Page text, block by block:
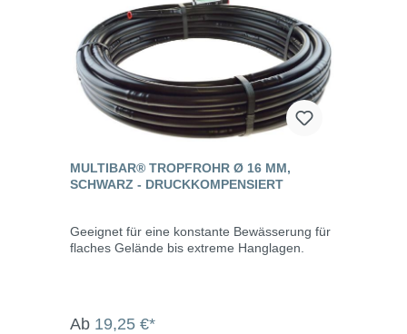
MULTIBAR® TROPFROHR Ø 16 MM,
SCHWARZ - DRUCKKOMPENSIERT
Geeignet für eine konstante Bewässerung für
flaches Gelände bis extreme Hanglagen.
Ab 19,25 €*